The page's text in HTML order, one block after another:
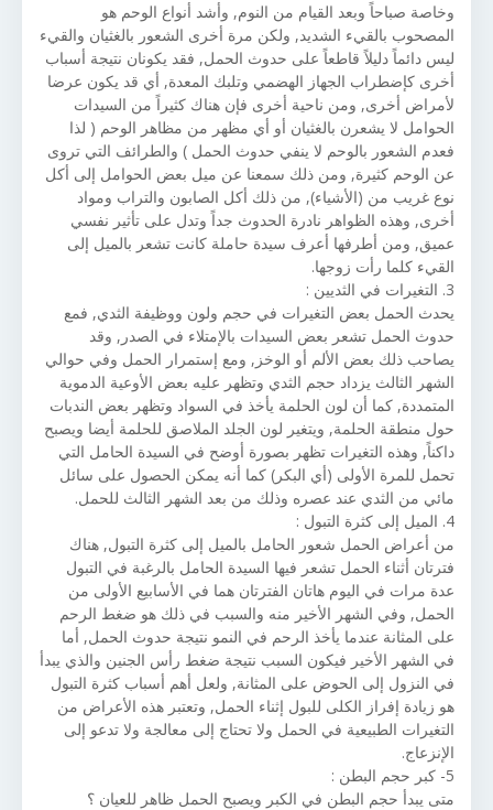
وخاصة صباحاً وبعد القيام من النوم, وأشد أنواع الوحم هو
المصحوب بالقيء الشديد, ولكن مرة أخرى الشعور بالغثيان والقيء
ليس دائماً دليلاً قاطعاً على حدوث الحمل, فقد يكونان نتيجة أسباب
أخرى كإضطراب الجهاز الهضمي وتلبك المعدة, أي قد يكون عرضا
لأمراض أخرى, ومن ناحية أخرى فإن هناك كثيراً من السيدات
الحوامل لا يشعرن بالغثيان أو أي مظهر من مظاهر الوحم ( لذا
فعدم الشعور بالوحم لا ينفي حدوث الحمل ) والطرائف التي تروى
عن الوحم كثيرة, ومن ذلك سمعنا عن ميل بعض الحوامل إلى أكل
نوع غريب من (الأشياء), من ذلك أكل الصابون والتراب ومواد
أخرى, وهذه الظواهر نادرة الحدوث جداً وتدل على تأثير نفسي
عميق, ومن أطرفها أعرف سيدة حاملة كانت تشعر بالميل إلى
القيء كلما رأت زوجها.
3. التغيرات في الثديين :
يحدث الحمل بعض التغيرات في حجم ولون ووظيفة الثدي, فمع
حدوث الحمل تشعر بعض السيدات بالإمتلاء في الصدر, وقد
يصاحب ذلك بعض الألم أو الوخز, ومع إستمرار الحمل وفي حوالي
الشهر الثالث يزداد حجم الثدي وتظهر عليه بعض الأوعية الدموية
المتمددة, كما أن لون الحلمة يأخذ في السواد وتظهر بعض الندبات
حول منطقة الحلمة, ويتغير لون الجلد الملاصق للحلمة أيضا ويصبح
داكناً, وهذه التغيرات تظهر بصورة أوضح في السيدة الحامل التي
تحمل للمرة الأولى (أي البكر) كما أنه يمكن الحصول على سائل
مائي من الثدي عند عصره وذلك من بعد الشهر الثالث للحمل.
4. الميل إلى كثرة التبول :
من أعراض الحمل شعور الحامل بالميل إلى كثرة التبول, هناك
فترتان أثناء الحمل تشعر فيها السيدة الحامل بالرغبة في التبول
عدة مرات في اليوم هاتان الفترتان هما في الأسابيع الأولى من
الحمل, وفي الشهر الأخير منه والسبب في ذلك هو ضغط الرحم
على المثانة عندما يأخذ الرحم في النمو نتيجة حدوث الحمل, أما
في الشهر الأخير فيكون السبب نتيجة ضغط رأس الجنين والذي يبدأ
في النزول إلى الحوض على المثانة, ولعل أهم أسباب كثرة التبول
هو زيادة إفراز الكلى للبول إثناء الحمل, وتعتبر هذه الأعراض من
التغيرات الطبيعية في الحمل ولا تحتاج إلى معالجة ولا تدعو إلى
الإنزعاج.
5- كبر حجم البطن :
متى يبدأ حجم البطن في الكبر ويصبح الحمل ظاهر للعيان ؟